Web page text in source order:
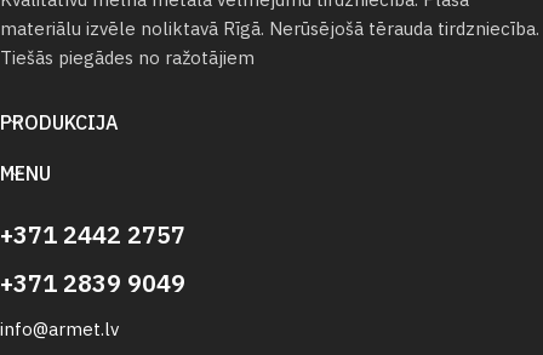
materiālu izvēle noliktavā Rīgā. Nerūsējošā tērauda tirdzniecība.
Tiešās piegādes no ražotājiem
PRODUKCIJA
MENU
+371 2442 2757
+371 2839 9049
info@armet.lv